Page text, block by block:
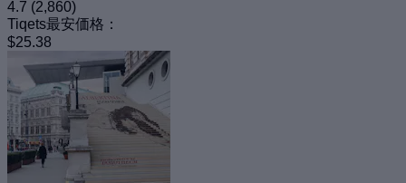
4.7 (2,860)
Tiqets最安価格：
$25.38